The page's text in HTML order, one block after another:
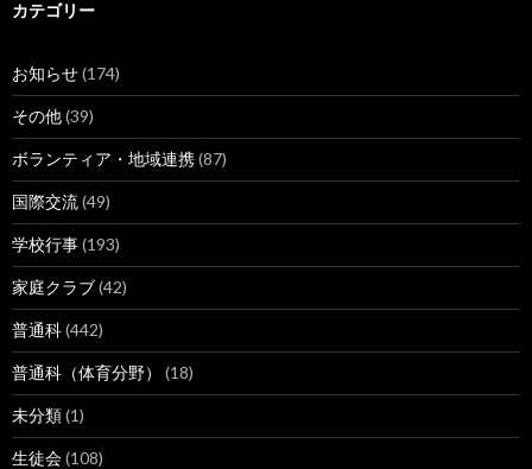
ブ
カテゴリー
お知らせ(174)
その他(39)
ボランティア・地域連携(87)
国際交流(49)
学校行事(193)
家庭クラブ(42)
普通科(442)
普通科（体育分野） (18)
未分類(1)
生徒会(108)